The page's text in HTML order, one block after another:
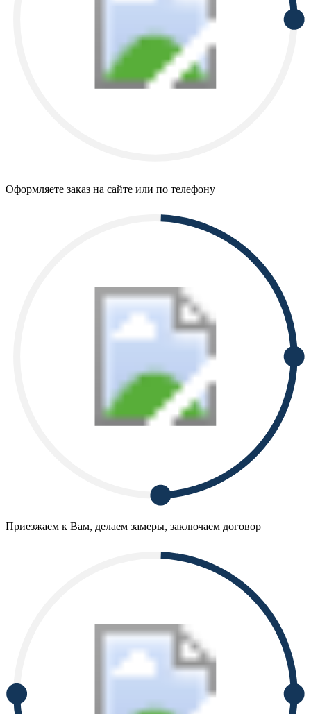
Оформляете заказ на сайте или по телефону
Приезжаем к Вам, делаем замеры, заключаем договор